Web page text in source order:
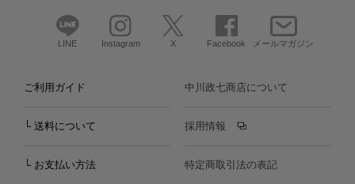
LINE Instagram X Facebook メールマガジン
ご利用ガイド
└ 送料について
└ お支払い方法
中川政七商店について
採用情報
特定商取引法の表記